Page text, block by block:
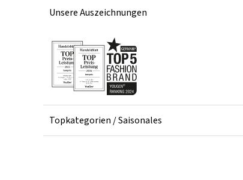
Unsere Auszeichnungen
Topkategorien / Saisonales